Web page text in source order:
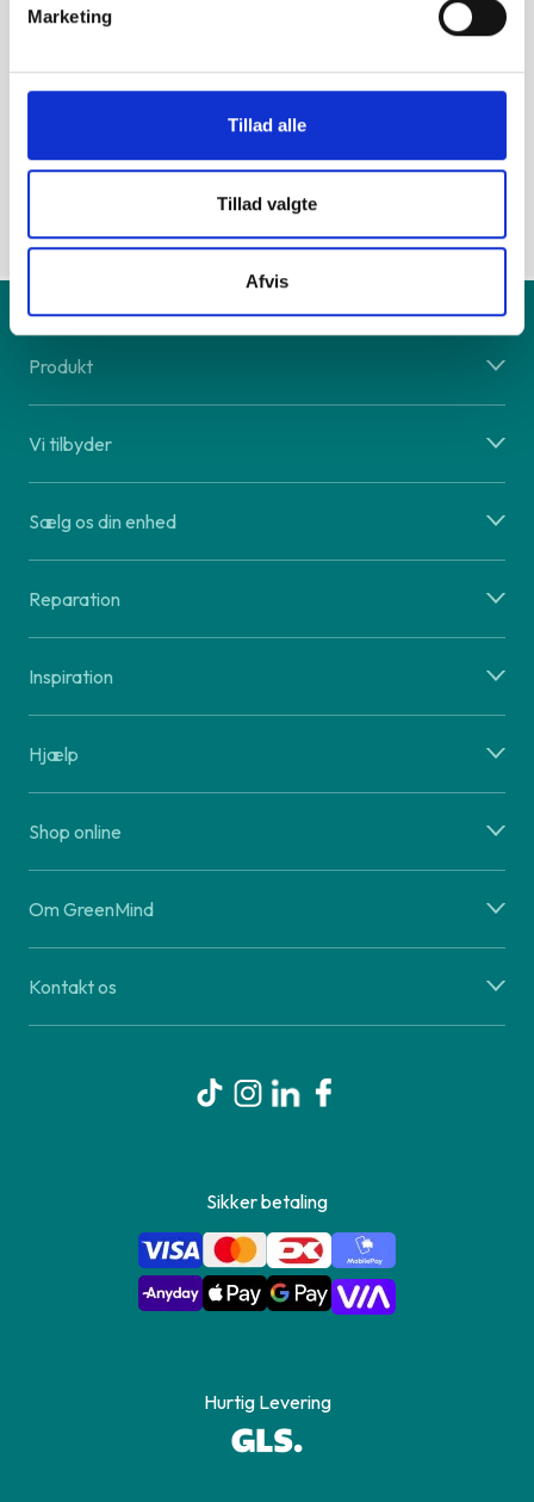
Marketing
Tillad alle
Tillad valgte
Afvis
os, kan du være sikker på, at du får en pålidelig og
professionel telefon. Vores eksperter har grundigt
gennemtestet hver telefon for at sikre, at den
fungerer som den skal. Alle telefoner er også blevet
renset for data og klargjort til brug, så du kan
begynde at bruge din nye telefon med det samme.
Produkt
Vi tilbyder
Sælg os din enhed
Reparation
Inspiration
Hjælp
Shop online
Om GreenMind
Kontakt os
Sikker betaling
Hurtig Levering